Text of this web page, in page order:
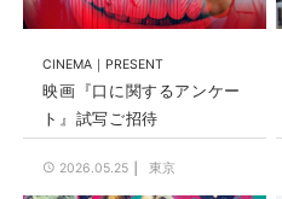
CINEMA PRESENT
映画『口に関するアンケー
ト』試写ご招待
2026.05.25 東京